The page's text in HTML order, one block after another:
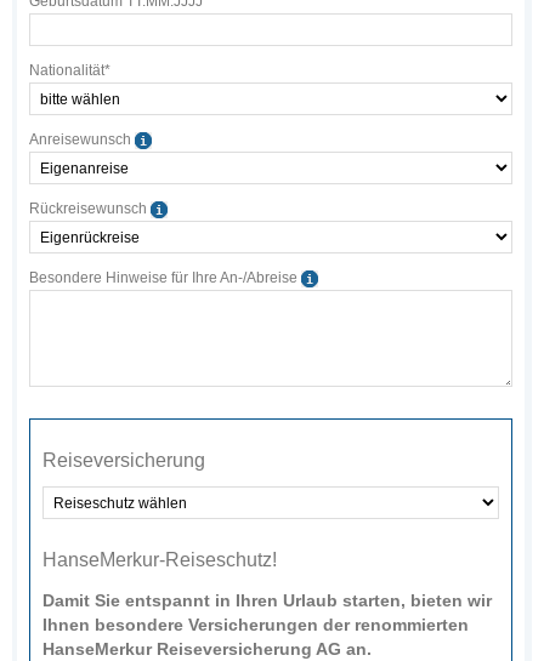
Nationalität*
Anreisewunsch
Rückreisewunsch
Besondere Hinweise für Ihre An-/Abreise
Reisever­sicherung
HanseMerkur-Reiseschutz!
Damit Sie entspannt in Ihren Urlaub starten, bieten wir
Ihnen besondere Versicherungen der renommierten
HanseMerkur Reiseversicherung AG an.